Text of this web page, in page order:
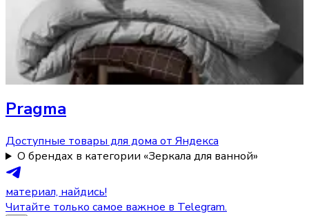
Pragma
Доступные товары для дома от Яндекса
О брендах в категории «Зеркала для ванной»
материал, найдись!
Читайте только самое важное в Telegram.